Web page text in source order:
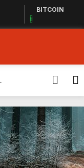
BITCOIN
“Takiyye”
Yeni Parti